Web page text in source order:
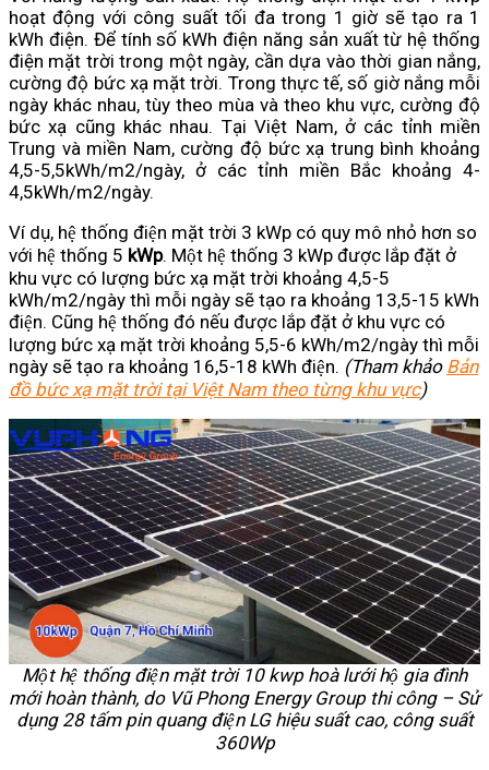
hoạt động với công suất tối đa trong 1 giờ sẽ tạo ra 1
kWh điện. Để tính số kWh điện năng sản xuất từ hệ thống
điện mặt trời trong một ngày, cần dựa vào thời gian nắng,
cường độ bức xạ mặt trời. Trong thực tế, số giờ nắng mỗi
ngày khác nhau, tùy theo mùa và theo khu vực, cường độ
bức xạ cũng khác nhau. Tại Việt Nam, ở các tỉnh miền
Trung và miền Nam, cường độ bức xạ trung bình khoảng
4,5-5,5kWh/m2/ngày, ở các tỉnh miền Bắc khoảng 4-
4,5kWh/m2/ngày.
Ví dụ, hệ thống điện mặt trời 3 kWp có quy mô nhỏ hơn so
với hệ thống 5 kWp. Một hệ thống 3 kWp được lắp đặt ở
khu vực có lượng bức xạ mặt trời khoảng 4,5-5
kWh/m2/ngày thì mỗi ngày sẽ tạo ra khoảng 13,5-15 kWh
điện. Cũng hệ thống đó nếu được lắp đặt ở khu vực có
lượng bức xạ mặt trời khoảng 5,5-6 kWh/m2/ngày thì mỗi
ngày sẽ tạo ra khoảng 16,5-18 kWh điện. (Tham khảo Bản
đồ bức xạ mặt trời tại Việt Nam theo từng khu vực)
Một hệ thống điện mặt trời 10 kwp hoà lưới hộ gia đình
mới hoàn thành, do Vũ Phong Energy Group thi công – Sử
dụng 28 tấm pin quang điện LG hiệu suất cao, công suất
360Wp